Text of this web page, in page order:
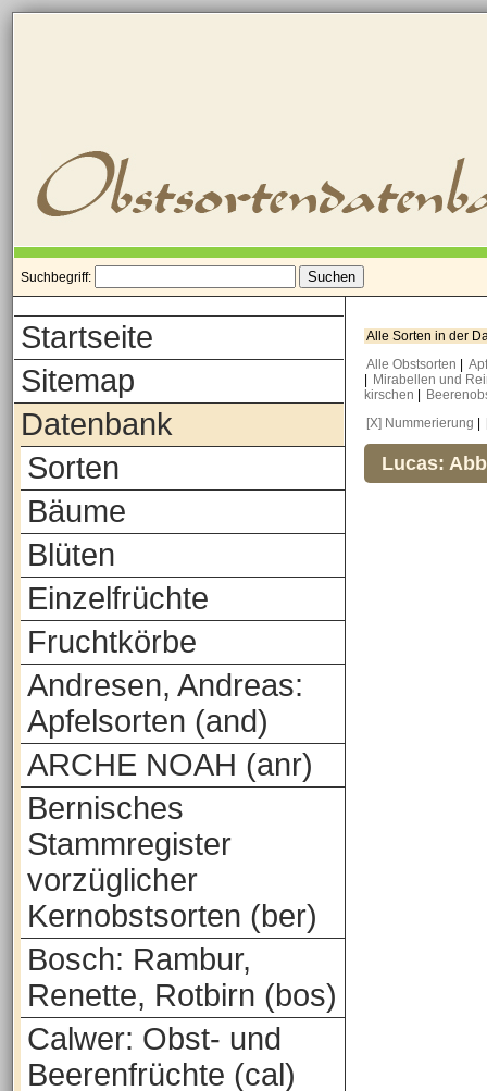
Suchbegriff:
Startseite
Sitemap
Datenbank
Sorten
Bäume
Blüten
Einzelfrüchte
Fruchtkörbe
Andresen, Andreas:
Apfelsorten (and)
ARCHE NOAH (anr)
Bernisches
Stammregister
vorzüglicher
Kernobstsorten (ber)
Bosch: Rambur,
Renette, Rotbirn (bos)
Calwer: Obst- und
Beerenfrüchte (cal)
Alle Sorten in der
Alle Obstsorten
Mirabellen und
kirschen
[X] Nummerierung
Lucas: